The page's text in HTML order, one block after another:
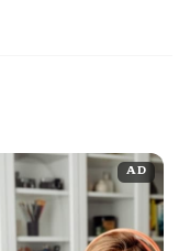
AD